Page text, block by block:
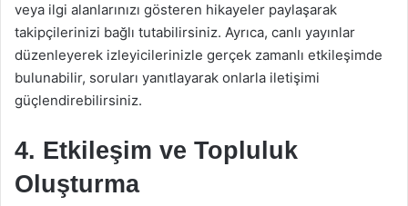
veya ilgi alanlarınızı gösteren hikayeler paylaşarak
takipçilerinizi bağlı tutabilirsiniz. Ayrıca, canlı yayınlar
düzenleyerek izleyicilerinizle gerçek zamanlı etkileşimde
bulunabilir, soruları yanıtlayarak onlarla iletişimi
güçlendirebilirsiniz.
4. Etkileşim ve Topluluk
Oluşturma